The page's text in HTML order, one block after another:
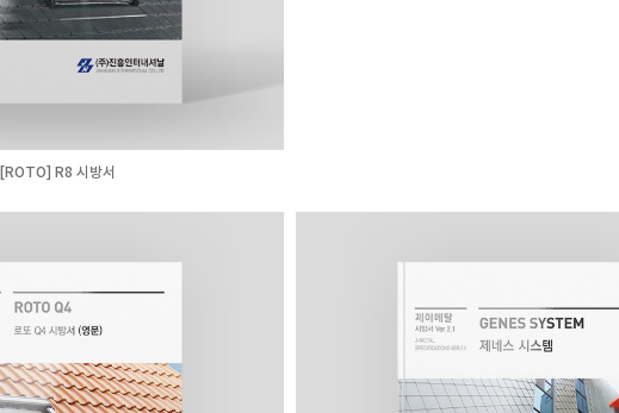
[ROTO] R8 시방서